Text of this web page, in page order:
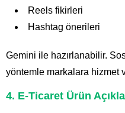
Reels fikirleri
Hashtag önerileri
Gemini ile hazırlanabilir.
yöntemle markalara hizmet
4. E-Ticaret Ürün